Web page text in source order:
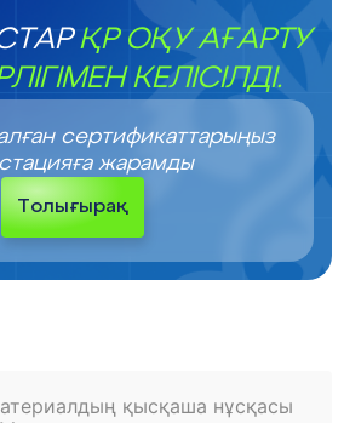
ҚР ОҚУ АҒАРТУ
КЕЛІСІЛДІ.
сертификаттарыңыз
жарамды
Толығырақ
қысқаша нұсқасы